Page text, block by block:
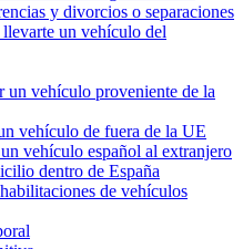
y divorcios o separaciones
llevarte un vehículo del
un vehículo proveniente de la
vehículo de fuera de la UE
vehículo español al extranjero
dentro de España
de vehículos